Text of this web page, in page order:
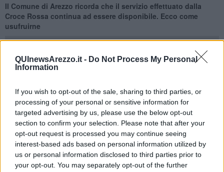
QUInewsArezzo.it - Do Not Process My Personal
Information
If you wish to opt-out of the sale, sharing to third parties, or
processing of your personal or sensitive information for
targeted advertising by us, please use the below opt-out
section to confirm your selection. Please note that after your
opt-out request is processed you may continue seeing
interest-based ads based on personal information utilized by
us or personal information disclosed to third parties prior to
your opt-out. You may separately opt-out of the further
Il Comune di Arezzo ricorda che il servizio effettuato dalla
Croce Rossa continua ad essere disponibile. Ecco come
usufruirne
AREZZO —Labattaglia al Covidprosegue su molteplici fronti.
Uno fondamentale continua ad essere quello legato alla
prevenzione.
Ed è proprio l'Amministrazione comunale di Arezzo a ricordare che
sonoaperte le prenotazioni per i tamponi rapidi che vengono
effettuati presso la sede cittadina della Croce Rossa, in via
Divisione Garibaldi, nei giorni didomenica dalle 10 alle 13 e
lunedì dalle 16 alle 19,30.